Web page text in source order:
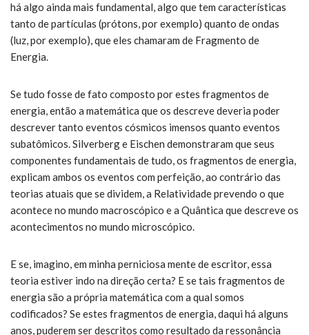
há algo ainda mais fundamental, algo que tem características
tanto de partículas (prótons, por exemplo) quanto de ondas
(luz, por exemplo), que eles chamaram de Fragmento de
Energia.
Se tudo fosse de fato composto por estes fragmentos de
energia, então a matemática que os descreve deveria poder
descrever tanto eventos cósmicos imensos quanto eventos
subatômicos. Silverberg e Eischen demonstraram que seus
componentes fundamentais de tudo, os fragmentos de energia,
explicam ambos os eventos com perfeição, ao contrário das
teorias atuais que se dividem, a Relatividade prevendo o que
acontece no mundo macroscópico e a Quântica que descreve os
acontecimentos no mundo microscópico.
E se, imagino, em minha perniciosa mente de escritor, essa
teoria estiver indo na direção certa? E se tais fragmentos de
energia são a própria matemática com a qual somos
codificados? Se estes fragmentos de energia, daqui há alguns
anos, puderem ser descritos como resultado da ressonância